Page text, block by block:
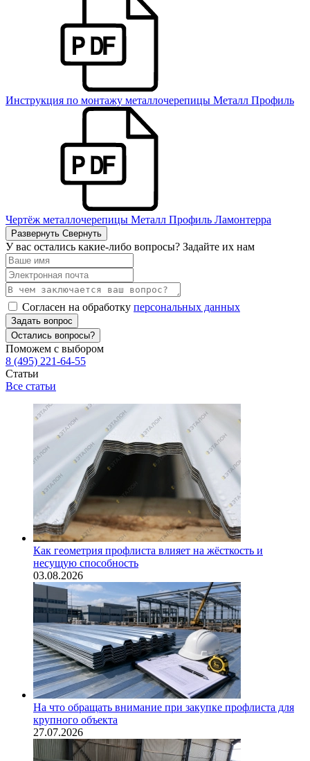
Инструкция по монтажу металлочерепицы Металл Профиль
Чертёж металлочерепицы Металл Профиль Ламонтерра
Развернуть Свернуть
У вас остались какие-либо вопросы? Задайте их нам
Согласен на обработку персональных данных
Задать вопрос
Остались вопросы?
Поможем с выбором
8 (495) 221-64-55
Статьи
Все статьи
Как геометрия профлиста влияет на жёсткость и
несущую способность
03.08.2026
На что обращать внимание при закупке профлиста для
крупного объекта
27.07.2026